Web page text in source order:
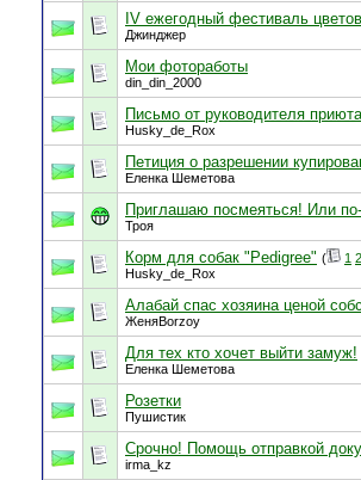
IV ежегодный фестиваль
Джинджер
Мои фотоработы
din_din_2000
Письмо от руководителя
Husky_de_Rox
Петиция о разрешении
Еленка Шеметова
Приглашаю посмеяться! Или
Троя
Корм для собак "Pedigree" ( 1 2
Husky_de_Rox
Алабай спас хозяина ценой
ЖеняBorzoy
Для тех кто хочет выйти замуж!
Еленка Шеметова
Розетки
Пушистик
Срочно! Помощь отправкой
irma_kz